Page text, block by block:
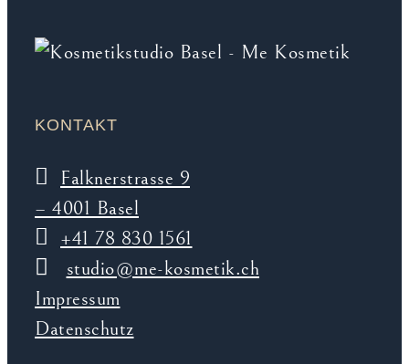
KONTAKT
Falknerstrasse 9
– 4001 Basel
+41 78 830 1561
studio@me-kosmetik.ch
Impressum
Datenschutz